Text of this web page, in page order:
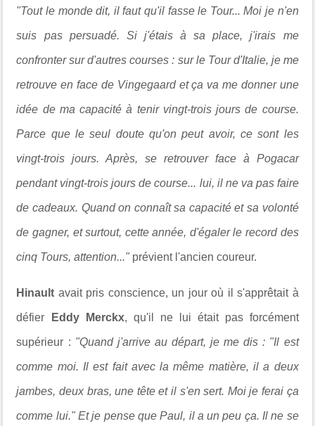
"Tout le monde dit, il faut qu'il fasse le Tour... Moi je n'en
suis pas persuadé. Si j'étais à sa place, j'irais me
confronter sur d'autres courses : sur le Tour d'Italie, je me
retrouve en face de Vingegaard et ça va me donner une
idée de ma capacité à tenir vingt-trois jours de course.
Parce que le seul doute qu'on peut avoir, ce sont les
vingt-trois jours. Après, se retrouver face à Pogacar
pendant vingt-trois jours de course... lui, il ne va pas faire
de cadeaux. Quand on connaît sa capacité et sa volonté
de gagner, et surtout, cette année, d'égaler le record des
cinq Tours, attention..." prévient l'ancien coureur.
Hinault avait pris conscience, un jour où il s'apprêtait à
défier Eddy Merckx, qu'il ne lui était pas forcément
supérieur : "Quand j'arrive au départ, je me dis : "Il est
comme moi. Il est fait avec la même matière, il a deux
jambes, deux bras, une tête et il s'en sert. Moi je ferai ça
comme lui." Et je pense que Paul, il a un peu ça. Il ne se